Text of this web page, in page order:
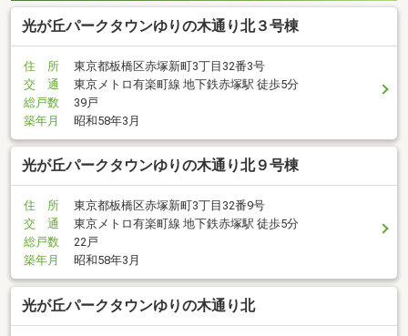
光が丘パークタウンゆりの木通り北３号棟
住 所
東京都板橋区赤塚新町3丁目32番3号
交 通
東京メトロ有楽町線 地下鉄赤塚駅 徒歩5分
総戸数
39戸
築年月
昭和58年3月
光が丘パークタウンゆりの木通り北９号棟
住 所
東京都板橋区赤塚新町3丁目32番9号
交 通
東京メトロ有楽町線 地下鉄赤塚駅 徒歩5分
総戸数
22戸
築年月
昭和58年3月
光が丘パークタウンゆりの木通り北